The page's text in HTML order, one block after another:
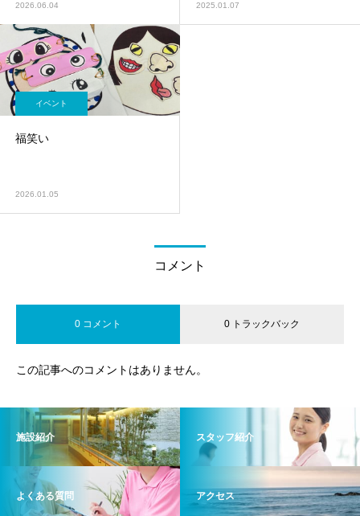
2026.06.04 2025.01.07
イベント
福笑い
2026.01.05
コメント
0 コメント 0 トラックバック
この記事へのコメントはありません。
施設紹介 スタッフ紹介
よくある質問 アクセス